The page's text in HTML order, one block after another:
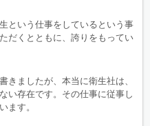
という仕事をしているという事
だくとともに、誇りをもってい
きましたが、本当に衛生社は、
い存在です。その仕事に従事し
ます。